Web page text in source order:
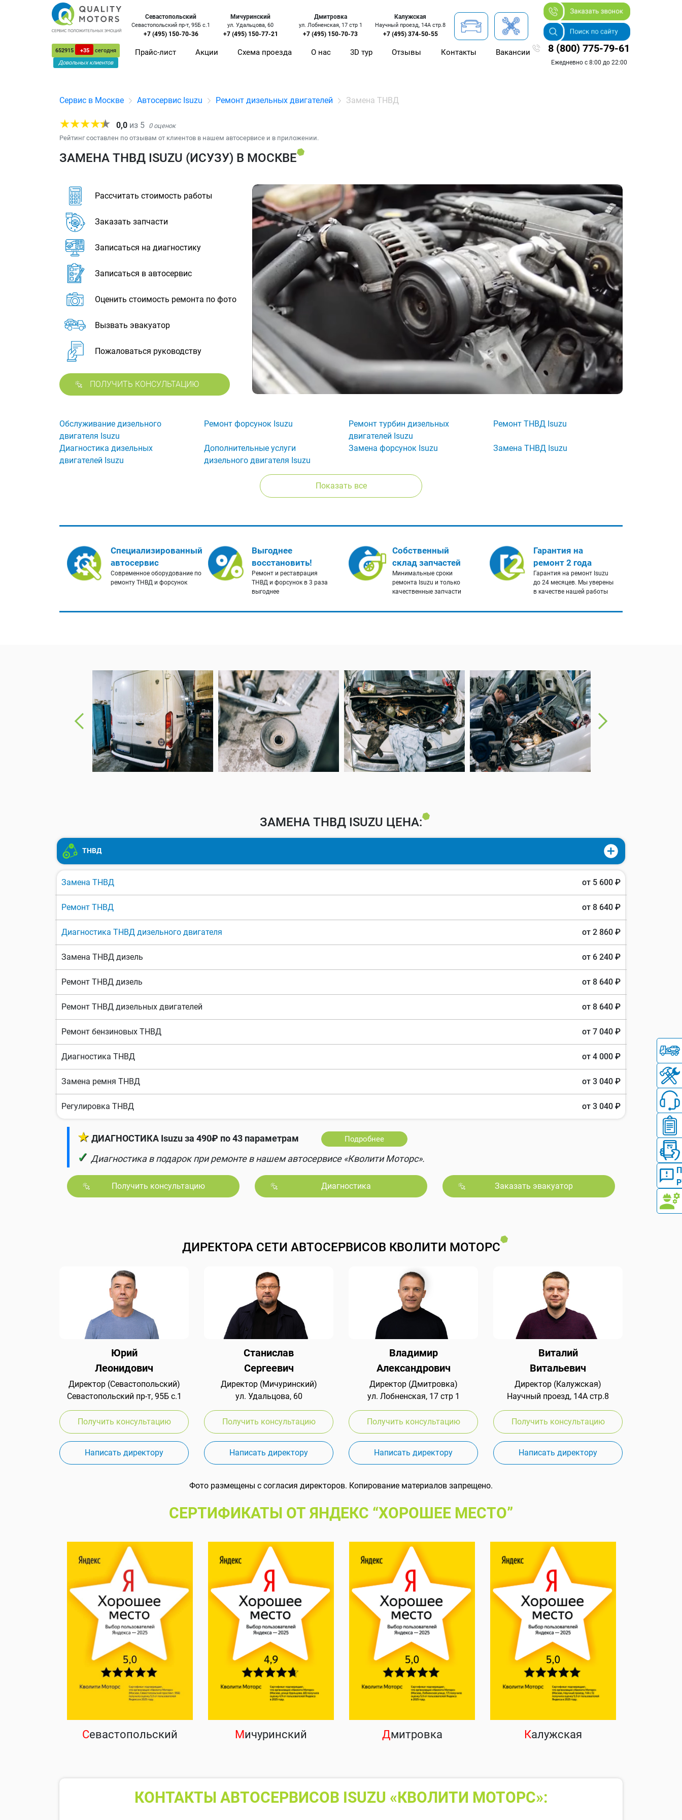
652915 +35
сегодня
Довольных клиентов
Севастопольский
Севастопольский пр-т, 95Б с.1
+7 (495) 150-70-36
Мичуринский
ул. Удальцова, 60
+7 (495) 150-77-21
Дмитровка
ул. Лобненская, 17 стр 1
+7 (495) 150-70-73
Калужская
Научный проезд, 14А стр.8
+7 (495) 374-50-55
Прайс-лист Акции Схема проезда О нас 3D тур Отзывы Контакты Вакансии 8 (800) 775-79-61
Ежедневно с 8:00 до 22:00
Сервис в Москве Автосервис Isuzu Ремонт дизельных двигателей Замена ТНВД
0,0 из 5 0оценок
Рейтинг составлен по отзывам от клиентов в нашем автосервисе и в приложении.
ЗАМЕНА ТНВД ISUZU (ИСУЗУ) В МОСКВЕ
Рассчитать стоимость работы
Заказать запчасти
Записаться на диагностику
Записаться в автосервис
Оценить стоимость ремонта по фото
Вызвать эвакуатор
Пожаловаться руководству
ПОЛУЧИТЬ КОНСУЛЬТАЦИЮ
Обслуживание дизельного
двигателя Isuzu
Ремонт форсунок Isuzu
Ремонт турбин дизельных
двигателей Isuzu
Ремонт ТНВД Isuzu
Диагностика дизельных
двигателей Isuzu
Дополнительные услуги
дизельного двигателя Isuzu
Замена форсунок Isuzu Замена ТНВД Isuzu
Показать все
Специализированный
автосервис
Современное оборудование по
ремонту ТНВД и форсунок
Выгоднее
восстановить!
Ремонт и реставрация
ТНВД и форсунок в 3 раза
выгоднее
Собственный
склад запчастей
Минимальные сроки
ремонта Isuzu и только
качественные запчасти
Гарантия на
ремонт 2 года
Гарантия на ремонт Isuzu
до 24 месяцев. Мы уверены
в качестве нашей работы
ЗАМЕНА ТНВД ISUZU ЦЕНА:
ТНВД
Замена ТНВД от 5 600 ₽
Ремонт ТНВД от 8 640 ₽
Диагностика ТНВД дизельного двигателя от 2 860 ₽
Замена ТНВД дизель от 6 240 ₽
Ремонт ТНВД дизель от 8 640 ₽
Ремонт ТНВД дизельных двигателей от 8 640 ₽
Ремонт бензиновых ТНВД от 7 040 ₽
Диагностика ТНВД от 4 000 ₽
Замена ремня ТНВД от 3 040 ₽
Регулировка ТНВД от 3 040 ₽
★ ДИАГНОСТИКА Isuzu за 490₽ по 43 параметрам Подробнее
✓ Диагностика в подарок при ремонте в нашем автосервисе «Кволити Моторс».
Получить консультацию Диагностика Заказать эвакуатор
ДИРЕКТОРА СЕТИ АВТОСЕРВИСОВ КВОЛИТИ МОТОРС
Юрий
Леонидович
Директор (Севастопольский)
Севастопольский пр-т, 95Б с.1
Получить консультацию
Написать директору
Станислав
Сергеевич
Директор (Мичуринский)
ул. Удальцова, 60
Получить консультацию
Написать директору
Владимир
Александрович
Директор (Дмитровка)
ул. Лобненская, 17 стр 1
Получить консультацию
Написать директору
Виталий
Витальевич
Директор (Калужская)
Научный проезд, 14А стр.8
Получить консультацию
Написать директору
Фото размещены с согласия директоров. Копирование материалов запрещено.
СЕРТИФИКАТЫ ОТ ЯНДЕКС “ХОРОШЕЕ МЕСТО”
Севастопольский Мичуринский Дмитровка Калужская
КОНТАКТЫ АВТОСЕРВИСОВ ISUZU «КВОЛИТИ МОТОРС»: